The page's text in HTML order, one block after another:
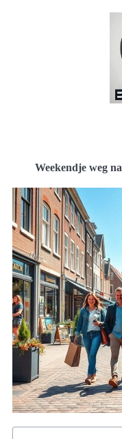
Weekendje weg